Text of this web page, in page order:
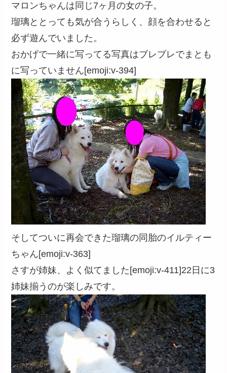
マロンちゃんは同じ7ヶ月の女の子。
瑠璃ととっても気が合うらしく、顔を合わせると
必ず遊んでいました。
おかげで一緒に写ってる写真はブレブレでまとも
に写っていません[emoji:v-394]
そしてついに再会できた瑠璃の同胎のイルティー
ちゃん[emoji:v-363]
さすが姉妹、よく似てました[emoji:v-411]22日に3
姉妹揃うのが楽しみです。